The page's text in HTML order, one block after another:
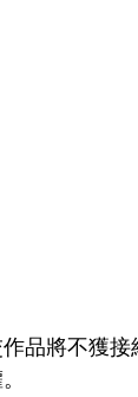
品將不獲接